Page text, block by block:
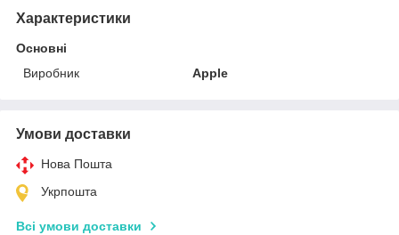
Характеристики
Основні
Виробник
Apple
Умови доставки
Нова Пошта
Укрпошта
Всі умови доставки